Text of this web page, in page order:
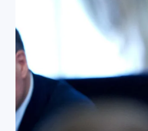
zaobserwuj nas
zaobserwuj nas